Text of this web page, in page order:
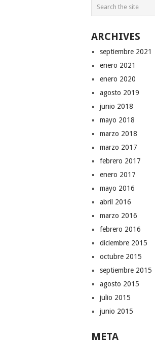
ARCHIVES
septiembre 2021
enero 2021
enero 2020
agosto 2019
junio 2018
mayo 2018
marzo 2018
marzo 2017
febrero 2017
enero 2017
mayo 2016
abril 2016
marzo 2016
febrero 2016
diciembre 2015
octubre 2015
septiembre 2015
agosto 2015
julio 2015
junio 2015
META